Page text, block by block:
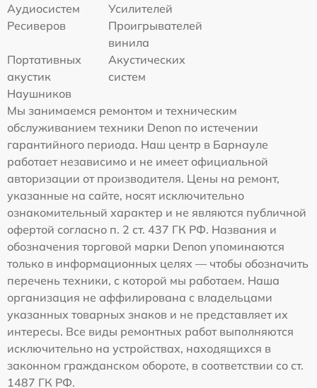
Аудиосистем
Усилителей
Ресиверов
Проигрывателей
винила
Портативных
акустик
Акустических
систем
Наушников
Мы занимаемся ремонтом и техническим
обслуживанием техники Denon по истечении
гарантийного периода. Наш центр в Барнауле
работает независимо и не имеет официальной
авторизации от производителя. Цены на ремонт,
указанные на сайте, носят исключительно
ознакомительный характер и не являются публичной
офертой согласно п. 2 ст. 437 ГК РФ. Названия и
обозначения торговой марки Denon упоминаются
только в информационных целях — чтобы обозначить
перечень техники, с которой мы работаем. Наша
организация не аффилирована с владельцами
указанных товарных знаков и не представляет их
интересы. Все виды ремонтных работ выполняются
исключительно на устройствах, находящихся в
законном гражданском обороте, в соответствии со ст.
1487 ГК РФ.